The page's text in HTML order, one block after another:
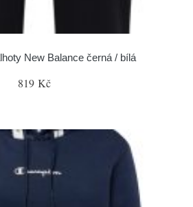
New Balance černá / bílá
819 Kč